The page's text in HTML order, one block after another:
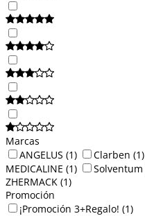
Marcas
ANGELUS (1) Clarben (1)
MEDICALINE (1) Solventum
ZHERMACK (1)
Promoción
¡Promoción 3+Regalo! (1)